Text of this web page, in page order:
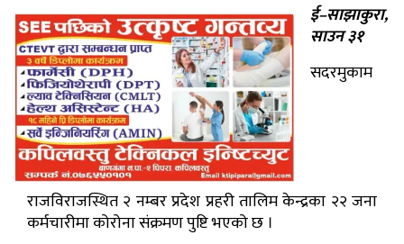
ई–साझाकुरा,
साउन ३१
सदरमुकाम
राजविराजस्थित २ नम्बर प्रदेश प्रहरी तालिम केन्द्रका २२ जना
कर्मचारीमा कोरोना संक्रमण पुष्टि भएको छ ।